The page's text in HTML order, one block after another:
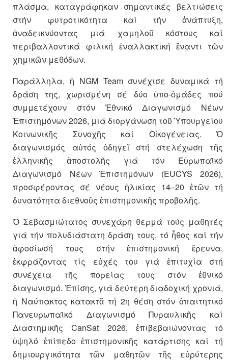
πλάσμα, καταγράφηκαν σημαντικές βελτιώσεις
στήν φυτροτικότητα καί τήν ἀνάπτυξη,
ἀναδεικνύοντας μιά χαμηλοῦ κόστους καί
περιβαλλοντικά φιλική ἐναλλακτική ἔναντι τῶν
χημικῶν μεθόδων.
Παράλληλα, ἡ NGM Team συνέχισε δυναμικά τή
δράση της, χωρισμένη σέ δύο ὑπο-ὁμάδες πού
συμμετέχουν στόν Ἐθνικό Διαγωνισμό Νέων
Ἐπιστημόνων 2026, μιά διοργάνωση τοῦ Ὑπουργείου
Κοινωνικῆς Συνοχῆς καί Οἰκογένειας. Ὁ
διαγωνισμός αὐτός ὁδηγεῖ στή στελέχωση τῆς
ἑλληνικῆς ἀποστολῆς γιά τόν Εὐρωπαϊκό
Διαγωνισμό Νέων Ἐπιστημόνων (EUCYS 2026),
προσφέροντας σέ νέους ἡλικίας 14–20 ἐτῶν τή
δυνατότητα διεθνοῦς ἐπιστημονικῆς προβολῆς.
Ὁ Σεβασμιώτατος συνεχάρη θερμά τούς μαθητές
γιά τήν πολυδιάστατη δράση τους, τό ἦθος καί τήν
ἀφοσίωσή τους στήν ἐπιστημονική ἔρευνα,
ἐκφράζοντας τίς εὐχές του γιά ἐπιτυχία στή
συνέχεια τῆς πορείας τους στόν ἐθνικό
διαγωνισμό. Ἐπίσης, γιά δεύτερη διαδοχική χρονιά,
ἡ Ναύπακτος κατακτᾶ τή 2η θέση στόν ἀπαιτητικό
Πανευρωπαϊκό Διαγωνισμό Πυραυλικῆς καί
Διαστημικῆς CanSat 2026, ἐπιβεβαιώνοντας τό
ὑψηλό ἐπίπεδο ἐπιστημονικῆς κατάρτισης καί τή
δημιουργικότητα τῶν μαθητῶν τῆς εὐρύτερης